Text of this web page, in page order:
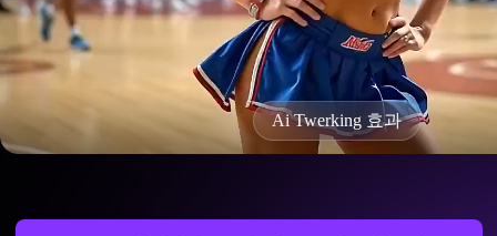
Ai Twerking 효과